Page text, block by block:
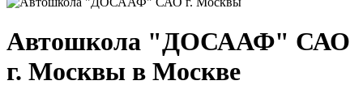
Автошкола "ДОСААФ" САО
г. Москвы в Москве